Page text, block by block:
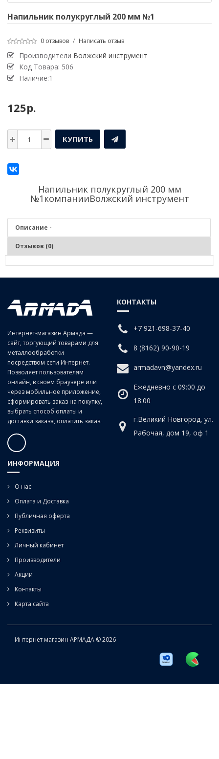
Напильник полукруглый 200 мм №1
0 отзывов / Написать отзыв
Производители Волжский инструмент
Код Товара: 506
Наличие:1
125р.
КУПИТЬ
Напильник полукруглый 200 мм
№1компанииВолжский инструмент
Описание -
Отзывов (0)
Применяется для обработки материалов путём послойного
срезания (опиливания). Являются универсальным инструментом в
работе слесаря т.к. объединяют в себе преимущества круглых и
плоских напильников. Их плоская сторона используется для
обработки плоских поверхностей и пазов, а полукруглая – для
опиливания вогнутых поверхностей, выпиливая сферических
отверстий и выемок. Всегда имеет зауженный конец (носок).
Интернет-магазин Армада —
сайт, торгующий товарами для
металлообработки
посредством сети Интернет.
Позволяет пользователям
онлайн, в своём браузере или
через мобильное приложение,
сформировать заказ на покупку,
выбрать способ оплаты и
доставки заказа, оплатить заказ.
КОНТАКТЫ
+7 921-698-37-40
8 (8162) 90-90-19
armadavn@yandex.ru
Ежедневно с 09:00 до
18:00
г.Великий Новгород, ул.
Рабочая, дом 19, оф 1
ИНФОРМАЦИЯ
О нас
Оплата и Доставка
Публичная оферта
Реквизиты
Личный кабинет
Производители
Акции
Контакты
Карта сайта
Интернет магазин АРМАДА © 2026